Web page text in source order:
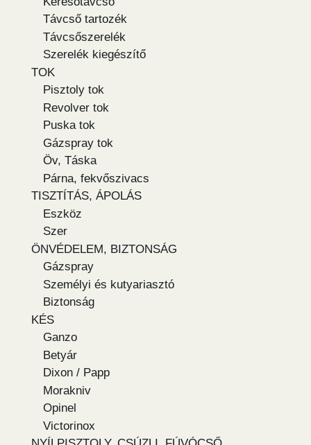
Távcső tartozék
Távcsőszerelék
Szerelék kiegészítő
TOK
Pisztoly tok
Revolver tok
Puska tok
Gázspray tok
Öv, Táska
Párna, fekvőszivacs
TISZTÍTÁS, ÁPOLÁS
Eszköz
Szer
ÖNVÉDELEM, BIZTONSÁG
Gázspray
Személyi és kutyariasztó
Biztonság
KÉS
Ganzo
Betyár
Dixon / Papp
Morakniv
Opinel
Victorinox